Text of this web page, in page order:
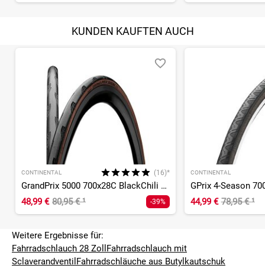
KUNDEN KAUFTEN AUCH
CONTINENTAL (16)*
GrandPrix 5000 700x28C BlackChili Compound Vectran Breaker/L
48,99 € 80,95 €¹ -39%
CONTINENTAL
44,99 € 78,95 €¹
Weitere Ergebnisse für:
Fahrradschlauch 28 Zoll Fahrradschlauch mit
Sclaverandventil Fahrradschläuche aus Butylkautschuk